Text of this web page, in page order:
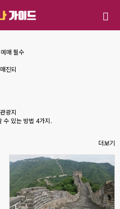
매 필수
진되
광지
수 있는 방법 4가지.
더보기